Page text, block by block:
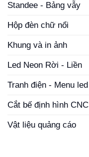
Standee - Bảng vẫy
Hộp đèn chữ nổi
Khung và in ảnh
Led Neon Rời - Liền
Tranh điện - Menu led
Cắt bế định hình CNC
Vật liệu quảng cáo